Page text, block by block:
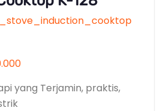
yang Terjamin, praktis,